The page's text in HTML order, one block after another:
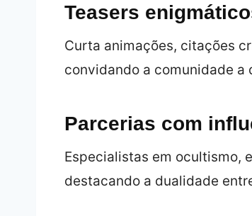
Teasers
Curta animações, citações
convidando a comunidade
Parcerias com
Especialistas em ocultismo,
destacando a dualidade